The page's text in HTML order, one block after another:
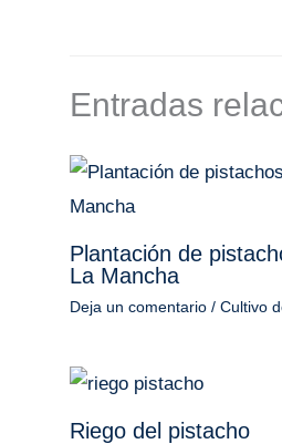
Entradas
Plantación de
La Mancha
Deja un comentario / Cultivo
Riego del pistacho